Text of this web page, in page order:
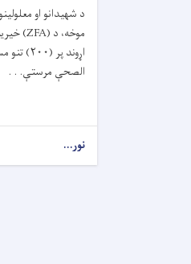
د شهیدانو او
موخه، د (ZFA)
اړوند پر (۲۰۰) تنو
‌الصحې مرستې. . .
نور...